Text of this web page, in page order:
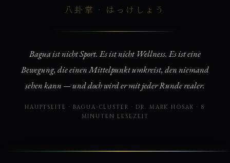
八卦掌 · はっけしょう
Bagua ist nicht Sport. Es ist nicht Wellness. Es ist eine
Bewegung, die einen Mittelpunkt umkreist, den niemand
sehen kann — und doch wird er mit jeder Runde realer.
HAUPTSEITE · BAGUA-CLUSTER · DR. MARK HOSAK · 8
MINUTEN LESEZEIT